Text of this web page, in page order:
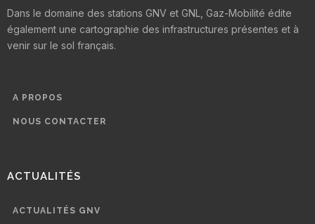
Dans le domaine des stations GNV et GNL, Gaz-Mobilité édite
également une cartographie des infrastructures présentes et à
venir sur le sol français.
A PROPOS
NOUS CONTACTER
ACTUALITÉS
ACTUALITÉS GNV